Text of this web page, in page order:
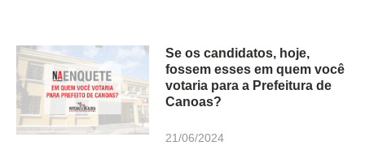
Se os candidatos, hoje,
fossem esses em quem você
votaria para a Prefeitura de
Canoas?
21/06/2024